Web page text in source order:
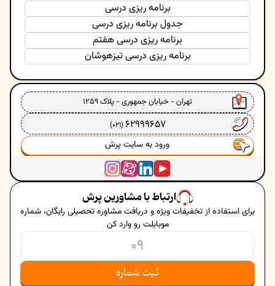
برنامه ریزی درسی
جدول برنامه ریزی درسی
برنامه ریزی درسی هفتم
برنامه ریزی درسی تیزهوشان
تهران - خیابان جمهوری - پلاک ۱۲۵۹
62999657
(021)
ورود به سایت پرش
ارتباط با مشاورین پرش
برای استفاده از تخفیفات ویژه و دریافت مشاوره تحصیلی رایگان، شماره
موبایلت رو وارد کن
ثبت شماره